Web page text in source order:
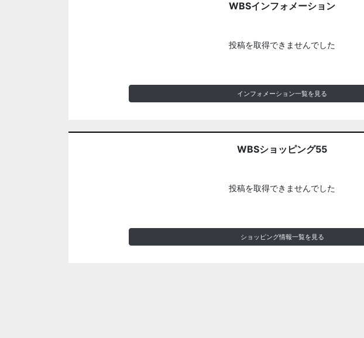
WBSインフォメーション
投稿を取得できませんでした
インフォメーション一覧を見る
WBSショッピング55
投稿を取得できませんでした
ショッピング情報一覧を見る